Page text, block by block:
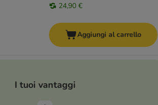
24,90 €
Aggiungi al carrello
I tuoi vantaggi